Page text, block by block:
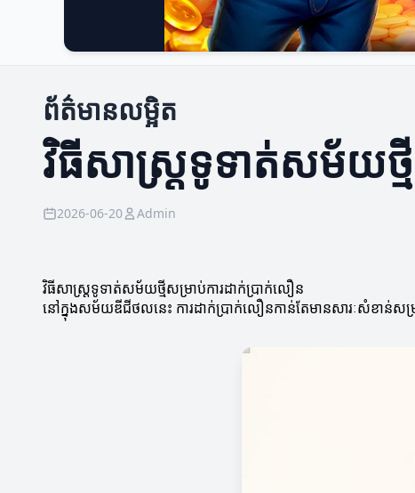
ព័ត៌មានលម្អិត
វិធីសាស្ត្រទូទាត់សម័យថ្
2026-06-20 Admin
វិធីសាស្ត្រទូទាត់សម័យថ្មីសម្រាប់ការដាក់ប្រាក់លឿន
នៅក្នុងសម័យឌីជីថលនេះ ការដាក់ប្រាក់លឿនកាន់តែមានសារៈសំខាន់សម្